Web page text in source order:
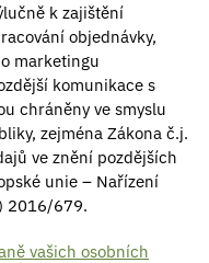
k zajištění
objednávky,
marketingu
komunikace s
chráněny ve smyslu
zejména Zákona č.j.
ve znění pozdějších
unie – Nařízení
2016/679.
vašich osobních